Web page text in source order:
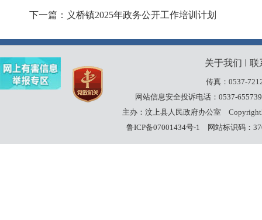
下一篇：义桥镇2025年政务公开工作培训计划
关于我们 联
传真：0537-
网站信息安全投诉电话：0537-
主办：汶上县人民政府办公室
鲁ICP备07001434号-1
网站标识码：